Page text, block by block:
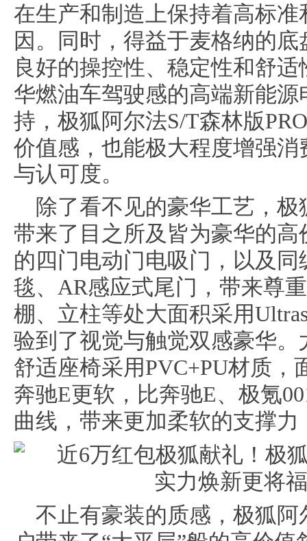
在生产和制造上保持着高标准
因。同时，得益于麦格纳的底
良好的操控性、稳定性和舒适
华燃油车驾驶感的高端新能源
持， 极狐阿尔法S/T森林版
价值感，也能极大程度增强
与认可度。
除了看不见的豪华工艺 ， 极
带来了目之所及皆为豪华的高
的 四门电动门电吸门 ， 以及 同
毯、 AR感应式尾门 ， 带来尊
棚、立柱等处大面积采用
验到了视觉与触觉双感豪华。
舒适座椅采用PVC+PU材质，
奔驰E更软 ， 比奔驰E、极氪
曲线， 带来更加柔软的支撑力
不止有豪装的质感， 极狐阿